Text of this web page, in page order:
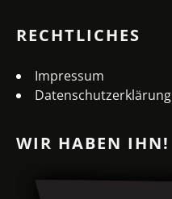
RECHTLICHES
Impressum
Datenschutzerklärung
WIR HABEN IHN!